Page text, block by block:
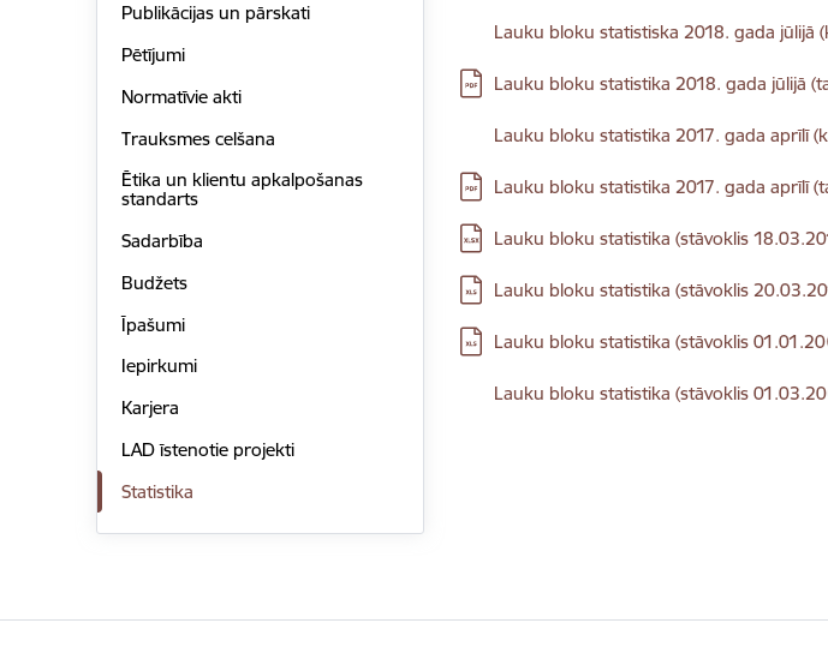
Publikācijas un pārskati
Pētījumi
Normatīvie akti
Trauksmes celšana
Ētika un klientu apkalpošanas
standarts
Sadarbība
Budžets
Īpašumi
Iepirkumi
Karjera
LAD īstenotie projekti
Statistika
Lejupielādēt:
Lauku bloku statistiska 2018. gada jūlijā
Lejupielādēt:
Lauku bloku statistika 2018. gada jūlijā
Lejupielādēt:
Lauku bloku statistika 2017. gada aprīlī
Lejupielādēt:
Lauku bloku statistika 2017. gada aprīlī
Lejupielādēt:
Lauku bloku statistika (stāvoklis
Lejupielādēt:
Lauku bloku statistika (stāvoklis
Lejupielādēt:
Lauku bloku statistika (stāvoklis
Lejupielādēt:
Lauku bloku statistika (stāvoklis